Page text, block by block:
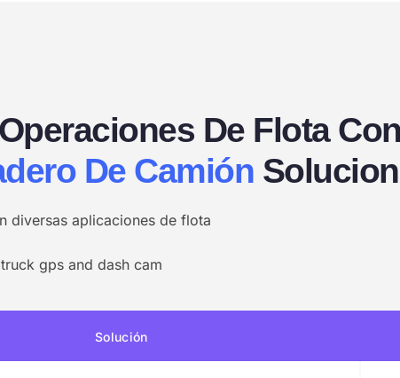
De Flota Con
De Camión
diversas aplicaciones de flota
Solución